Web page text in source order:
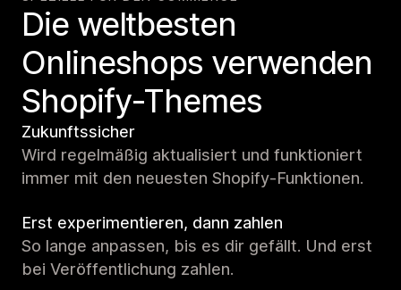
Die weltbesten
Onlineshops verwenden
Shopify-Themes
Zukunftssicher
Wird regelmäßig aktualisiert und funktioniert
immer mit den neuesten Shopify-Funktionen.
Erst experimentieren, dann zahlen
So lange anpassen, bis es dir gefällt. Und erst
bei Veröffentlichung zahlen.